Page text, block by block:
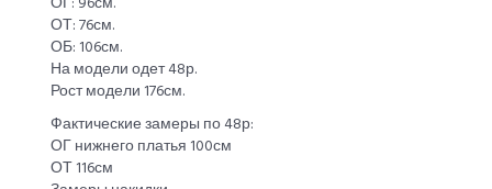
ОТ: 76см.
ОБ: 106см.
На модели одет 48р.
Рост модели 176см.
Фактические замеры по 48р:
ОГ нижнего платья 100см
ОТ 116см